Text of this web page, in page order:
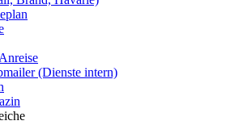
(Dienste intern)